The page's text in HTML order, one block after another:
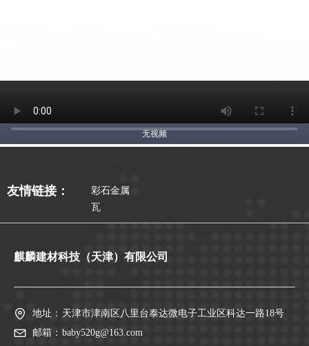
无视频
麒麟建材科技（天津）有限公司
地址： 天津市津南区八里台泰达微电子工业区科达一路18号
邮箱： baby520g@163.com
友情链接：
彩石金属
瓦